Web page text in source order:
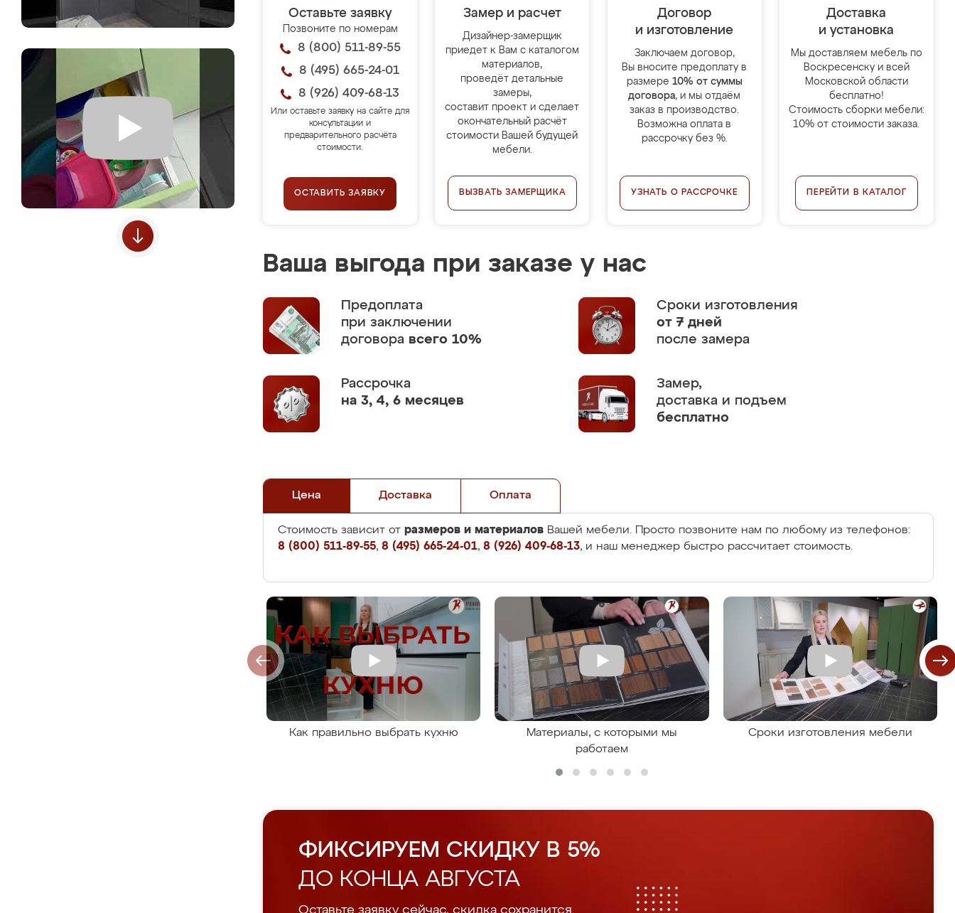
Оставьте заявку
Позвоните по номерам
8 (800) 511-89-55
8 (495) 665-24-01
8 (926) 409-68-13
Или оставьте заявку на сайте для
консультации и
предварительного расчёта
стоимости.
ОСТАВИТЬ ЗАЯВКУ
Замер и расчет
Дизайнер-замерщик
приедет к Вам с каталогом
материалов,
проведёт детальные
замеры,
составит проект и сделает
окончательный расчёт
стоимости Вашей будущей
мебели.
ВЫЗВАТЬ ЗАМЕРЩИКА
Договор
и изготовление
Заключаем договор,
Вы вносите предоплату в
размере 10% от суммы
договора, и мы отдаём
заказ в производство.
Возможна оплата в
рассрочку без %.
УЗНАТЬ О РАССРОЧКЕ
Доставка
и установка
Мы доставляем мебель по
Воскресенску и всей
Московской области
бесплатно!
Стоимость сборки мебели:
10% от стоимости заказа.
ПЕРЕЙТИ В КАТАЛОГ
Ваша выгода при заказе у нас
Предоплата
при заключении
договора всего 10%
Сроки изготовления
от 7 дней
после замера
Рассрочка
на 3, 4, 6 месяцев
Замер,
доставка и подъем
бесплатно
Цена Доставка Оплата
Стоимость зависит от размеров и материалов Вашей мебели. Просто позвоните нам по любому из телефонов:
8 (800) 511-89-55, 8 (495) 665-24-01, 8 (926) 409-68-13, и наш менеджер быстро рассчитает стоимость.
Как правильно выбрать кухню
Материалы, с которыми мы
работаем
Сроки изготовления мебели
ФИКСИРУЕМ СКИДКУ В 5%
ДО КОНЦА АВГУСТА
Оставьте заявку сейчас, скидка сохранится.